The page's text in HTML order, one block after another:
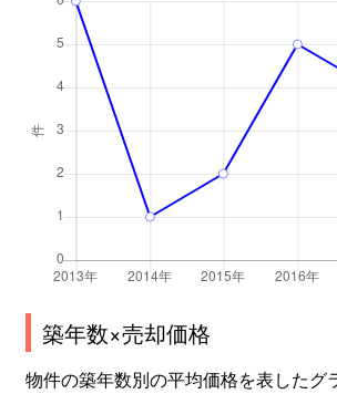
築年数×売却価格
物件の築年数別の平均価格を表したグ